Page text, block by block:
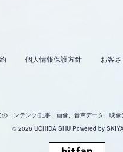
個人情報保護方針 お客
コンテンツ(記事、画像、音声データ、映像
© 2026 UCHIDA SHU Powered by